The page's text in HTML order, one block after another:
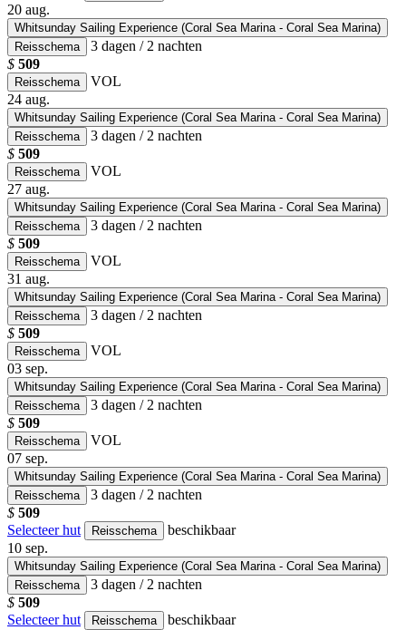
20 aug.
Whitsunday Sailing Experience (Coral Sea Marina - Coral Sea Marina)
Reisschema
3 dagen / 2 nachten
$ 509
Reisschema
VOL
24 aug.
Whitsunday Sailing Experience (Coral Sea Marina - Coral Sea Marina)
Reisschema
3 dagen / 2 nachten
$ 509
Reisschema
VOL
27 aug.
Whitsunday Sailing Experience (Coral Sea Marina - Coral Sea Marina)
Reisschema
3 dagen / 2 nachten
$ 509
Reisschema
VOL
31 aug.
Whitsunday Sailing Experience (Coral Sea Marina - Coral Sea Marina)
Reisschema
3 dagen / 2 nachten
$ 509
Reisschema
VOL
03 sep.
Whitsunday Sailing Experience (Coral Sea Marina - Coral Sea Marina)
Reisschema
3 dagen / 2 nachten
$ 509
Reisschema
VOL
07 sep.
Whitsunday Sailing Experience (Coral Sea Marina - Coral Sea Marina)
Reisschema
3 dagen / 2 nachten
$ 509
Selecteer hut
Reisschema
beschikbaar
10 sep.
Whitsunday Sailing Experience (Coral Sea Marina - Coral Sea Marina)
Reisschema
3 dagen / 2 nachten
$ 509
Selecteer hut
Reisschema
beschikbaar